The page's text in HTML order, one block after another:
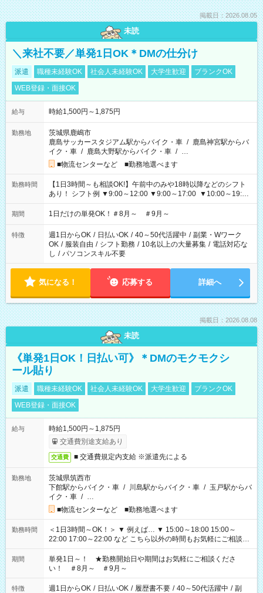
掲載日：2026.08.05
未読
＼来社不要／単発1日OK＊DMの仕分け
派遣 職種未経験OK 社会人未経験OK 大学生歓迎
ブランクOK
WEB登録・面接OK
給与 時給1,500円～1,875円
勤務地
茨城県鹿嶋市
鹿島サッカースタジアム駅からバイク・車 / 鹿島神宮駅からバ
イク・車 / 鹿島大野駅からバイク・車 / …
■物流センターなど ■勤務地選べます
勤務時間
【1日3時間～も相談OK!】午前中のみや18時以降などのシフト
あり！ シフト例 ▼9:00～12:00 ▼9:00～17:00 ▼10:00～19:00
▼18:00～21:00
期間 1日だけの単発OK！＃8月～ ＃9月～
特徴 週1日からOK / 日払いOK / 40～50代活躍中 / 副業・Wワーク
OK / 服装自由 / シフト勤務 / 10名以上の大量募集 / 電話対応な
し / パソコンスキル不要
気になる！ 応募する 詳細へ
掲載日：2026.08.08
未読
《単発1日OK！日払い可》＊DMのモクモクシ
ール貼り
派遣 職種未経験OK 社会人未経験OK 大学生歓迎
ブランクOK
WEB登録・面接OK
給与
時給1,500円～1,875円
交通費別途支給あり
交通費 ■ 交通費規定内支給 ※派遣先による
勤務地
茨城県筑西市
下館駅からバイク・車 / 川島駅からバイク・車 / 玉戸駅からバ
イク・車 / …
■物流センターなど ■勤務地選べます
勤務時間
＜1日3時間～OK！＞ ▼ 例えば… ▼ 15:00～18:00 15:00～
22:00 17:00～22:00 など こちら以外の時間もお気軽にご相談く
ださい！
期間
単発1日～！ ★勤務開始日や期間はお気軽にご相談くださ
い！ ＃8月～ ＃9月～
特徴 週1日からOK / 日払いOK / 履歴書不要 / 40～50代活躍中 / 副